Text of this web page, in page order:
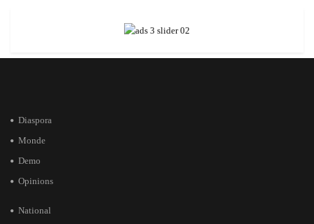
Diaspora
Monde
Demo
Opinions
National